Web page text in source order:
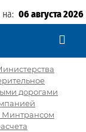
06 августа 2026
дорогами
Минтрансом